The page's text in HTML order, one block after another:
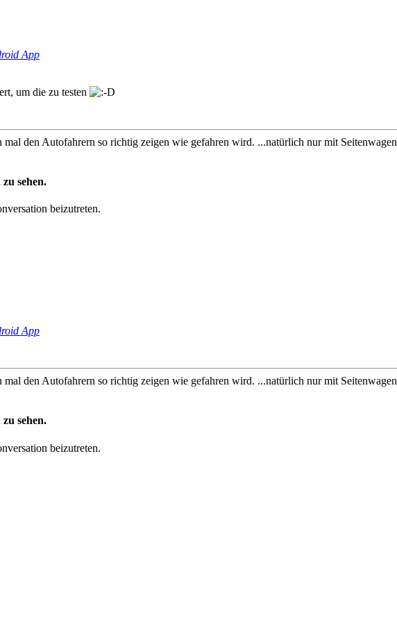
App
um die zu testen
mal den Autofahrern so richtig zeigen wie gefahren wird. ...natürlich nur mit Seitenwagen
sehen.
beizutreten.
App
mal den Autofahrern so richtig zeigen wie gefahren wird. ...natürlich nur mit Seitenwagen
sehen.
beizutreten.